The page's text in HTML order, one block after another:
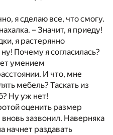
я сделаю все, что смогу.
– Значит, я приеду!
я растерянно
Почему я согласилась?
умением
И что, мне
мебель? Таскать из
Ну уж нет!
оценить размер
зазвонил. Наверняка
начнет раздавать